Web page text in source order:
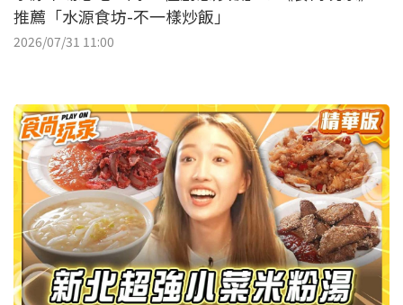
推薦「水源食坊-不一樣炒飯」
2026/07/31 11:00